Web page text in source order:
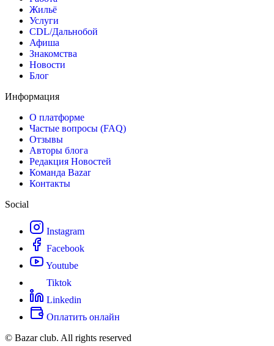
Жильё
Услуги
CDL/Дальнобой
Афиша
Знакомства
Новости
Блог
Информация
О платформе
Частые вопросы (FAQ)
Отзывы
Авторы блога
Редакция Новостей
Команда Bazar
Контакты
Social
Instagram
Facebook
Youtube
Tiktok
Linkedin
Оплатить онлайн
© Bazar club. All rights reserved